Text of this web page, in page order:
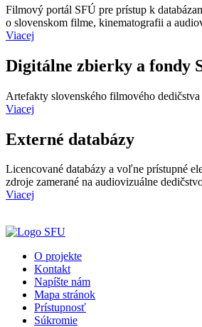
Filmový portál SFÚ pre prístup k
o slovenskom filme, kinematografii a
Viacej
Digitálne zbierky a fondy
Artefakty slovenského filmového
Viacej
Externé databázy
Licencované databázy a voľne prístupné
zdroje zamerané na audiovizuálne
Viacej
O projekte
Kontakt
Napíšte nám
Mapa stránok
Prístupnosť
Súkromie